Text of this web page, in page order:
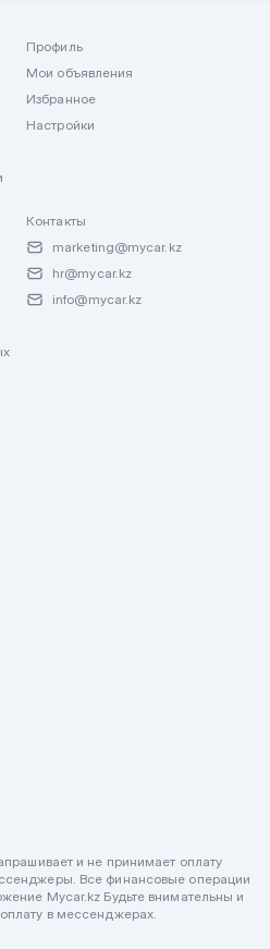
Профиль
Мои объявления
Избранное
Настройки
Контакты
marketing@mycar.kz
hr@mycar.kz
info@mycar.kz
и не принимает оплату
Все финансовые операции
Mycar.kz Будьте внимательны и
в мессенджерах.